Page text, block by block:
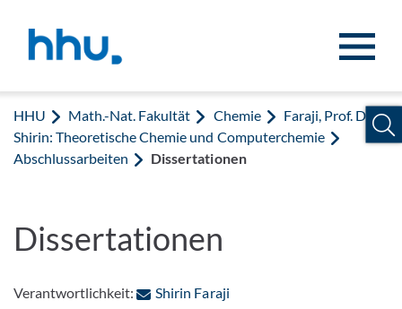
HHU Math.-Nat. Fakultät Chemie
Faraji, Prof. Dr.
Shirin: Theoretische Chemie und Computerchemie
Abschlussarbeiten
Dissertationen
Dissertationen
Verantwortlichkeit: Shirin Faraji: Per E-Mail kontaktieren